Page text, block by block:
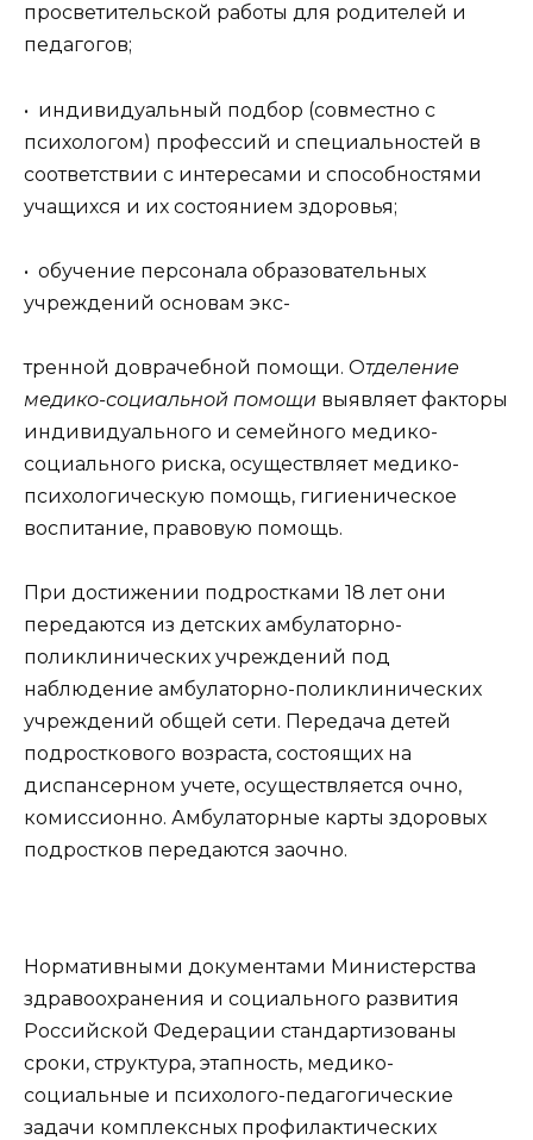
просветительской работы для родителей и
педагогов;
• индивидуальный подбор (совместно с
психологом) профессий и специальностей в
соответствии с интересами и способностями
учащихся и их состоянием здоровья;
• обучение персонала образовательных
учреждений основам экс-
тренной доврачебной помощи. Отделение
медико-социальной помощи выявляет факторы
индивидуального и семейного медико-
социального риска, осуществляет медико-
психологическую помощь, гигиеническое
воспитание, правовую помощь.
При достижении подростками 18 лет они
передаются из детских амбулаторно-
поликлинических учреждений под
наблюдение амбулаторно-поликлинических
учреждений общей сети. Передача детей
подросткового возраста, состоящих на
диспансерном учете, осуществляется очно,
комиссионно. Амбулаторные карты здоровых
подростков передаются заочно.
Нормативными документами Министерства
здравоохранения и социального развития
Российской Федерации стандартизованы
сроки, структура, этапность, медико-
социальные и психолого-педагогические
задачи комплексных профилактических